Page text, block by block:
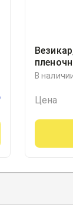
В
Цена